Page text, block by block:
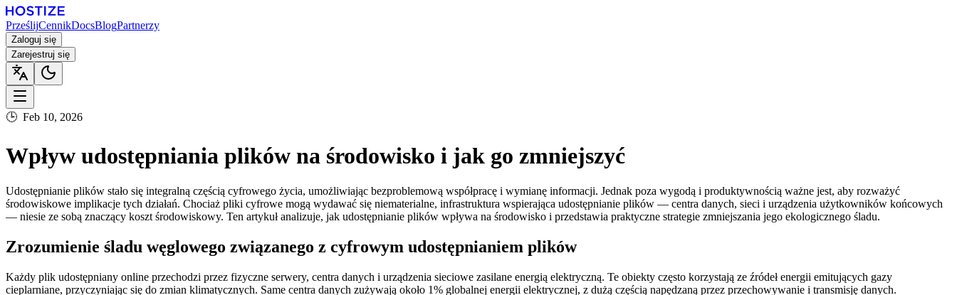
PrześlijCennikDocsBlogPartnerzy
Zaloguj się
Zarejestruj się
🕒 Feb 10, 2026
Wpływ udostępniania plików na środowisko i jak go zmniejszyć
Udostępnianie plików stało się integralną częścią cyfrowego życia, umożliwiając bezproblemową współpracę i wymianę informacji. Jednak poza wygodą i produktywnością ważne jest, aby rozważyć
środowiskowe implikacje tych działań. Chociaż pliki cyfrowe mogą wydawać się niematerialne, infrastruktura wspierająca udostępnianie plików — centra danych, sieci i urządzenia użytkowników końcowych
— niesie ze sobą znaczący koszt środowiskowy. Ten artykuł analizuje, jak udostępnianie plików wpływa na środowisko i przedstawia praktyczne strategie zmniejszania jego ekologicznego śladu.
Zrozumienie śladu węglowego związanego z cyfrowym udostępnianiem plików
Każdy plik udostępniany online przechodzi przez fizyczne serwery, centra danych i urządzenia sieciowe zasilane energią elektryczną. Te obiekty często korzystają ze źródeł energii emitujących gazy
cieplarniane, przyczyniając się do zmian klimatycznych. Same centra danych zużywają około 1% globalnej energii elektrycznej, z dużą częścią napędzaną przez przechowywanie i transmisję danych.